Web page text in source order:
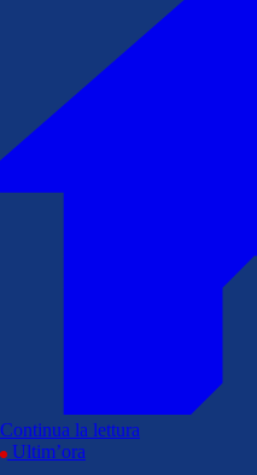
Continua la lettura
Ultim’ora